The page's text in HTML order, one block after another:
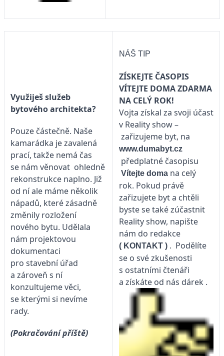
Využiješ služeb
bytového architekta?
Pouze částečně. Naše
kamarádka je zavalená
prací, takže nemá čas
se nám věnovat ohledně
rekonstrukce naplno. Již
od ní ale máme několik
nápadů, které zásadně
změnily rozložení
nového bytu. Udělala
nám projektovou
dokumentaci
pro stavební úřad
a zároveň s ní
konzultujeme věci,
se kterými si nevíme
rady.
(Pokračování příště)
NÁŠ TIP
ZÍSKEJTE ČASOPIS
VÍTEJTE DOMA ZDARMA
NA CELÝ ROK!
Vojta získal za svoji účast
v Reality show –
zařizujeme byt, na
www.dumabyt.cz
předplatné časopisu
Vítejte doma na celý
rok. Pokud právě
zařizujete byt a chtěli
byste se také zúčastnit
Reality show, napište
nám do redakce
( KONTAKT ) . Podělíte
se o své zkušenosti
s ostatními čtenáři
a získáte od nás dárek .